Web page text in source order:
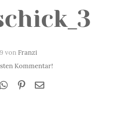
vonFranzi
Kommentar!